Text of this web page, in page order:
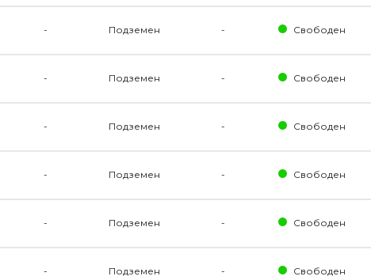
- Подземен - Свободен
- Подземен - Свободен
- Подземен - Свободен
- Подземен - Свободен
- Подземен - Свободен
- Подземен - Свободен